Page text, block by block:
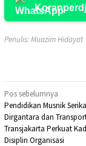
Penulis: Muazim Hidayat
Navigasi
pos
Pos sebelumnya
Pendidikan Musnik
Dirgantara dan
Transjakarta Perkuat
Disiplin Organisasi